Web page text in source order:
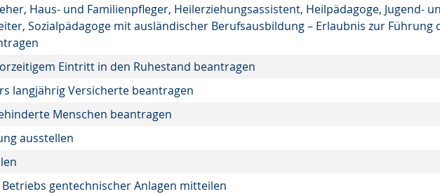
Haus- und Familienpfleger, Heilerziehungsassistent, Heilpädagoge, Jugend-
Sozialpädagoge mit ausländischer Berufsausbildung – Erlaubnis zur Führung
Eintritt in den Ruhestand beantragen
langjährig Versicherte beantragen
Menschen beantragen
ausstellen
gentechnischer Anlagen mitteilen